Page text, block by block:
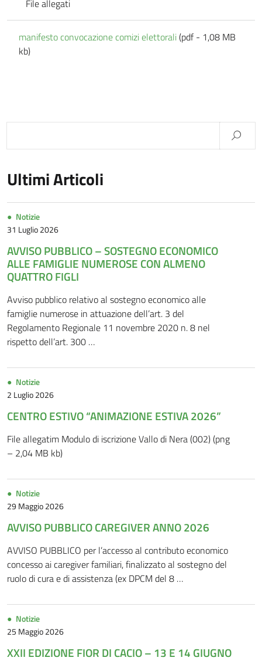
File allegati
manifesto convocazione comizi elettorali(pdf - 1,08 MB
kb)
Ultimi Articoli
Notizie
31 Luglio 2026
AVVISO PUBBLICO – SOSTEGNO ECONOMICO
ALLE FAMIGLIE NUMEROSE CON ALMENO
QUATTRO FIGLI
Avviso pubblico relativo al sostegno economico alle
famiglie numerose in attuazione dell’art. 3 del
Regolamento Regionale 11 novembre 2020 n. 8 nel
rispetto dell’art. 300 …
Notizie
2 Luglio 2026
CENTRO ESTIVO “ANIMAZIONE ESTIVA 2026”
File allegatim Modulo di iscrizione Vallo di Nera (002) (png
– 2,04 MB kb)
Notizie
29 Maggio 2026
AVVISO PUBBLICO CAREGIVER ANNO 2026
AVVISO PUBBLICO per l’accesso al contributo economico
concesso ai caregiver familiari, finalizzato al sostegno del
ruolo di cura e di assistenza (ex DPCM del 8 …
Notizie
25 Maggio 2026
XXII EDIZIONE FIOR DI CACIO – 13 E 14 GIUGNO